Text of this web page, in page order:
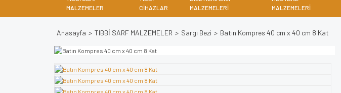
MALZEMELER
CİHAZLAR
MALZEMELERİ
MALZEMELERİ
Anasayfa TIBBİ SARF MALZEMELER Sargı Bezi Batın Kompres 40 cm x 40 cm 8 Kat